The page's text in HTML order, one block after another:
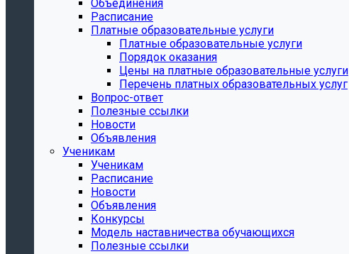
Объединения
Расписание
Платные образовательные услуги
Платные образовательные услуги
Порядок оказания
Цены на платные образовательные услуги
Перечень платных образовательных услуг
Вопрос-ответ
Полезные ссылки
Новости
Объявления
Ученикам
Ученикам
Расписание
Новости
Объявления
Конкурсы
Модель наставничества обучающихся
Полезные ссылки